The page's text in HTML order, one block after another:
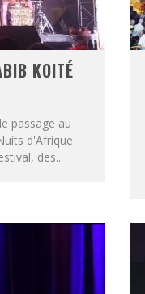
KOITÉ
passage au
d'Afrique
des...